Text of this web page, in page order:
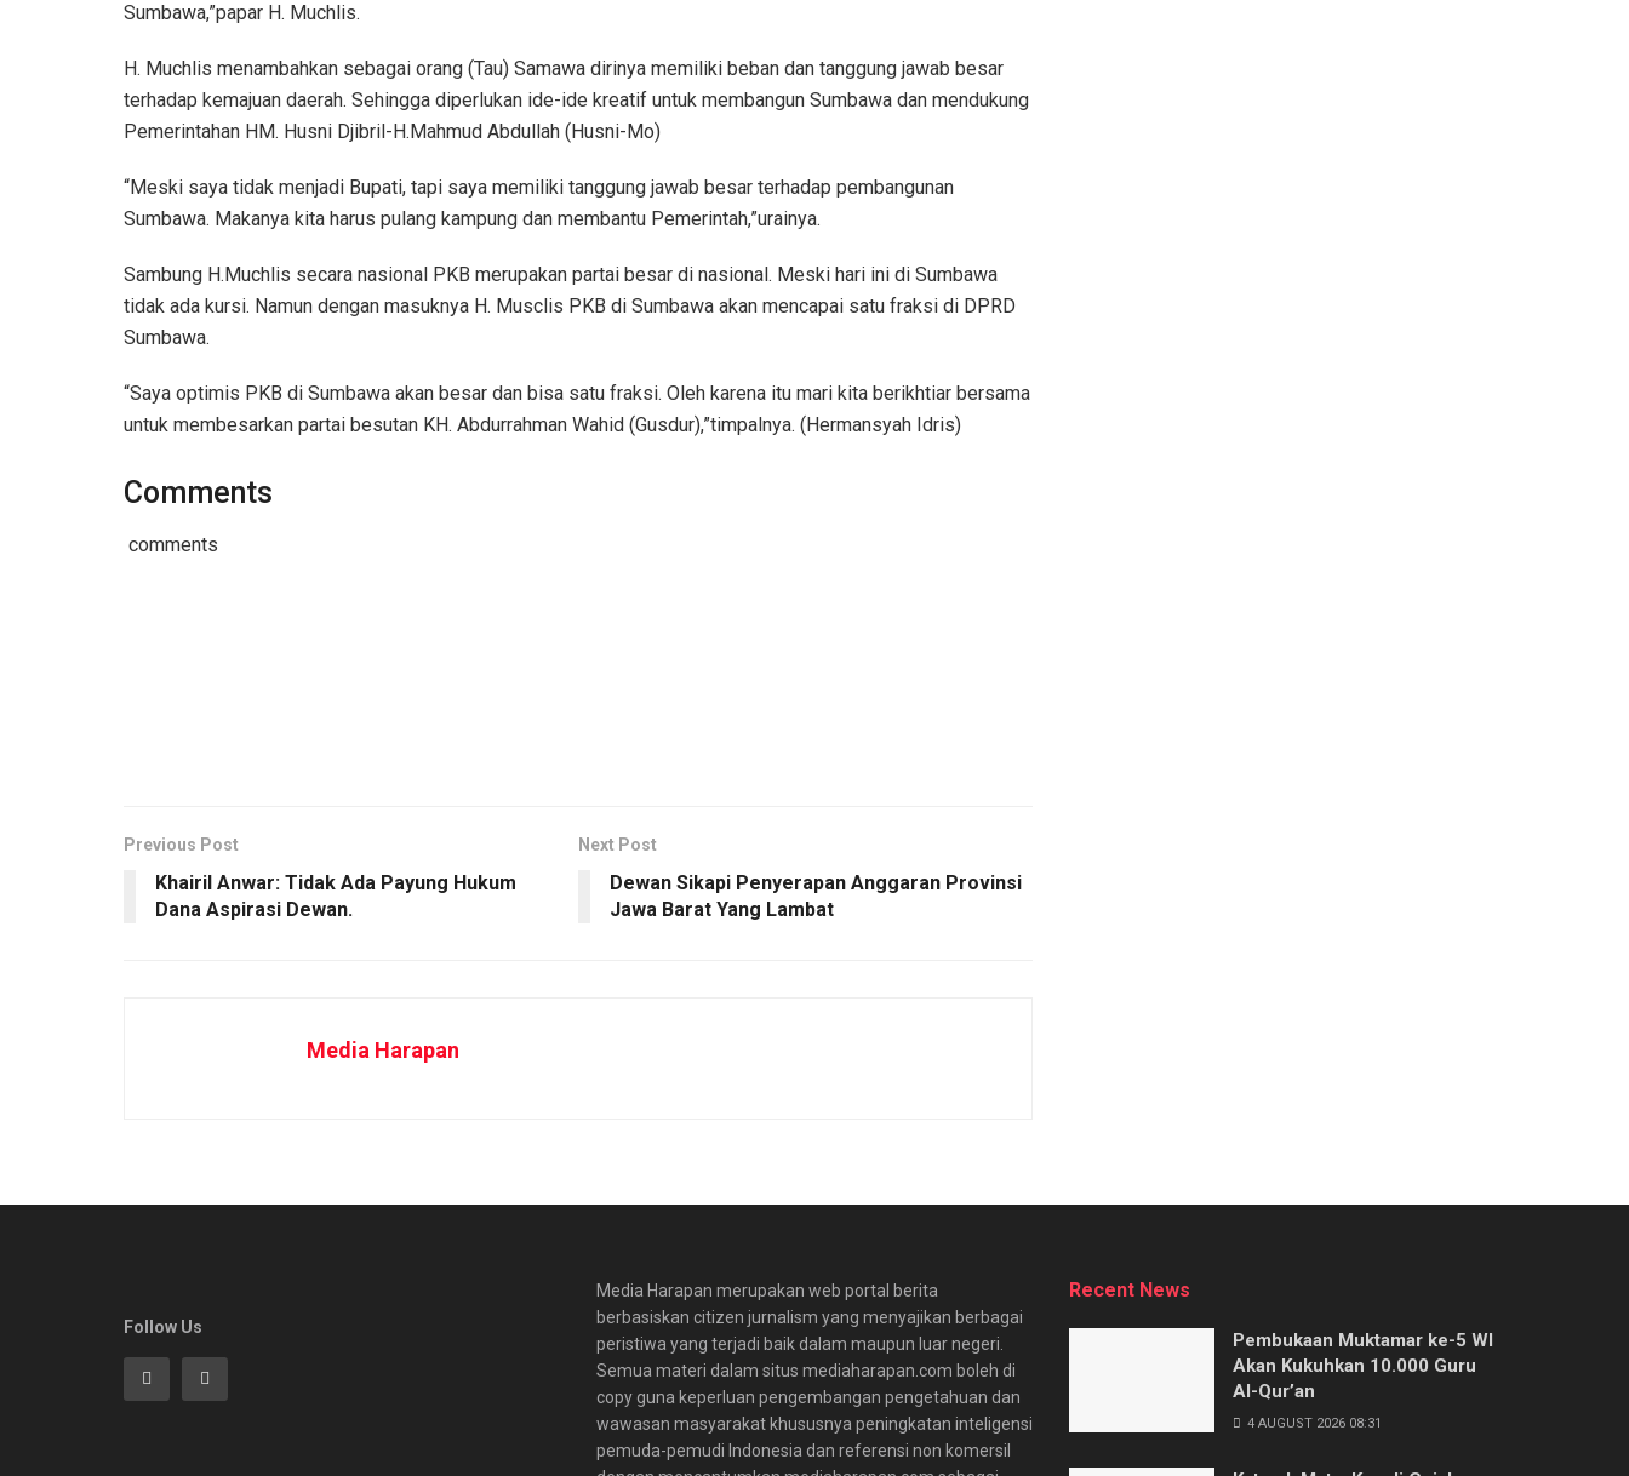
Sumbawa,”papar H. Muchlis.
H. Muchlis menambahkan sebagai orang (Tau) Samawa dirinya memiliki beban dan tanggung jawab besar
terhadap kemajuan daerah. Sehingga diperlukan ide-ide kreatif untuk membangun Sumbawa dan mendukung
Pemerintahan HM. Husni Djibril-H.Mahmud Abdullah (Husni-Mo)
“Meski saya tidak menjadi Bupati, tapi saya memiliki tanggung jawab besar terhadap pembangunan
Sumbawa. Makanya kita harus pulang kampung dan membantu Pemerintah,”urainya.
Sambung H.Muchlis secara nasional PKB merupakan partai besar di nasional. Meski hari ini di Sumbawa
tidak ada kursi. Namun dengan masuknya H. Musclis PKB di Sumbawa akan mencapai satu fraksi di DPRD
Sumbawa.
“Saya optimis PKB di Sumbawa akan besar dan bisa satu fraksi. Oleh karena itu mari kita berikhtiar bersama
untuk membesarkan partai besutan KH. Abdurrahman Wahid (Gusdur),”timpalnya. (Hermansyah Idris)
Comments
comments
Previous Post
​Khairil Anwar: Tidak Ada Payung Hukum
Dana Aspirasi Dewan.
Next Post
Dewan Sikapi Penyerapan Anggaran Provinsi
Jawa Barat Yang Lambat
Media Harapan
Follow Us
Media Harapan merupakan web portal berita
berbasiskan citizen jurnalism yang menyajikan berbagai
peristiwa yang terjadi baik dalam maupun luar negeri.
Semua materi dalam situs mediaharapan.com boleh di
copy guna keperluan pengembangan pengetahuan dan
wawasan masyarakat khususnya peningkatan inteligensi
pemuda-pemudi Indonesia dan referensi non komersil
Recent News
Pembukaan Muktamar ke-5 WI
Akan Kukuhkan 10.000 Guru
Al-Qur’an
4 AUGUST 2026 08:31